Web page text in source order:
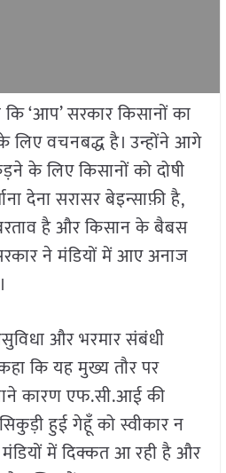
‘आप’ सरकार किसानों का
लिए वचनबद्ध है। उन्होंने आगे
के लिए किसानों को दोषी
देना सरासर बेइन्साफ़ी है,
है और किसान के बैबस
ने मंडियों में आए अनाज
और भरमार संबंधी
कि यह मुख्य तौर पर
कारण एफ.सी.आई की
हुई गेहूँ को स्वीकार न
में दिक्कत आ रही है और